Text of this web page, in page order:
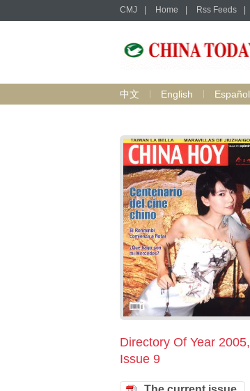
CMJ Home Rss Feeds
中文 English Español
Directory Of Year 2005,
Issue 9